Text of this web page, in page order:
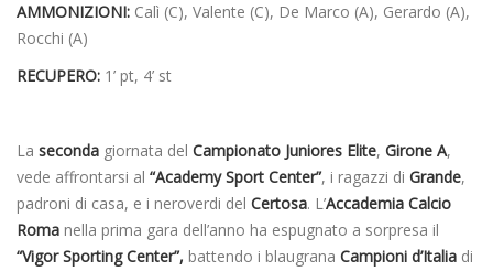
AMMONIZIONI: Calì (C), Valente (C), De Marco (A), Gerardo (A),
Rocchi (A)
RECUPERO: 1’ pt, 4’ st
La seconda giornata del Campionato Juniores Elite, Girone A,
vede affrontarsi al “Academy Sport Center”, i ragazzi di Grande,
padroni di casa, e i neroverdi del Certosa. L’Accademia Calcio
Roma nella prima gara dell’anno ha espugnato a sorpresa il
“Vigor Sporting Center”, battendo i blaugrana Campioni d’Italia di